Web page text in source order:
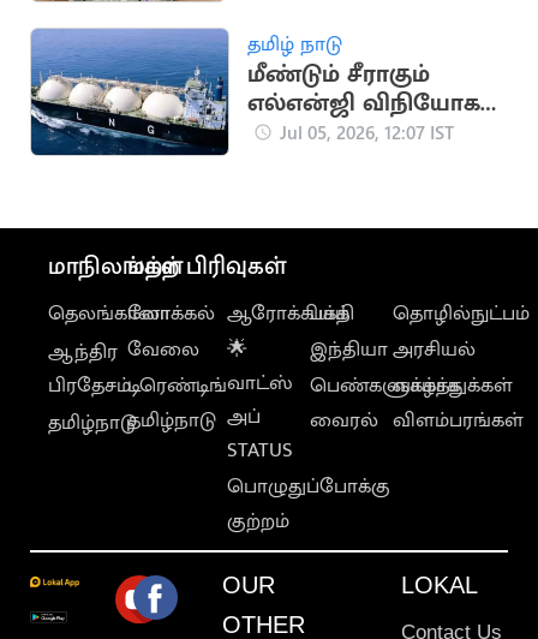
அதிர்ச்சி
தமிழ் நாடு
மீண்டும் சீராகும்
எல்என்ஜி விநியோகம்:
அவசரகால
Jul 05, 2026, 12:07 IST
மாநிலங்கள்
தெலங்கானா
ஆந்திர
பிரதேசம்
தமிழ்நாடு
மற்ற பிரிவுகள்
லோக்கல்
வேலை
டிரெண்டிங்
தமிழ்நாடு
ஆரோக்கியம்
🌟
வாட்ஸ்
அப்
STATUS
பொழுதுப்போக்கு
குற்றம்
பக்தி
இந்தியா
பெண்களுக்காக
வைரல்
தொழில்நுட்பம்
அரசியல்
வாழ்த்துக்கள்
விளம்பரங்கள்
OUR
OTHER
LOKAL
Contact Us